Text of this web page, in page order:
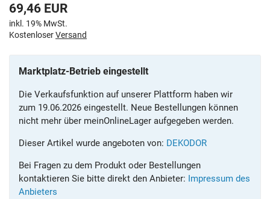
69,46 EUR
inkl. 19% MwSt.
KostenloserVersand
Marktplatz-Betrieb eingestellt
Die Verkaufsfunktion auf unserer Plattform haben wir
zum 19.06.2026 eingestellt. Neue Bestellungen können
nicht mehr über meinOnlineLager aufgegeben werden.
Dieser Artikel wurde angeboten von: DEKODOR
Bei Fragen zu dem Produkt oder Bestellungen
kontaktieren Sie bitte direkt den Anbieter: Impressum des
Anbieters